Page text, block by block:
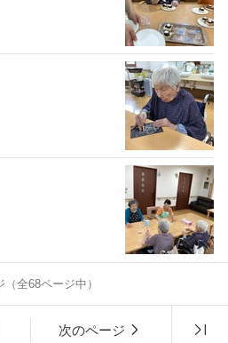
（全68ページ中）
次のページ